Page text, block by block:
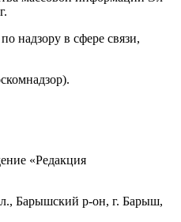
надзору в сфере связи,
«Редакция
Барышский р-он, г. Барыш,